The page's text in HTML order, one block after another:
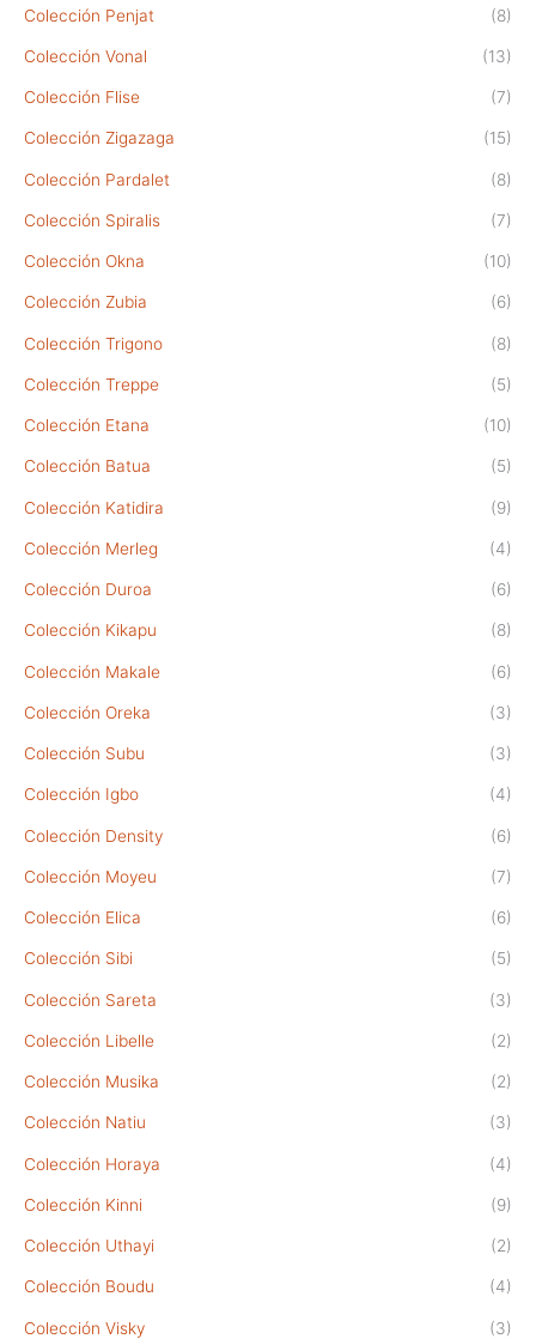
Colección Penjat (8)
Colección Vonal (13)
Colección Flise (7)
Colección Zigazaga (15)
Colección Pardalet (8)
Colección Spiralis (7)
Colección Okna (10)
Colección Zubia (6)
Colección Trigono (8)
Colección Treppe (5)
Colección Etana (10)
Colección Batua (5)
Colección Katidira (9)
Colección Merleg (4)
Colección Duroa (6)
Colección Kikapu (8)
Colección Makale (6)
Colección Oreka (3)
Colección Subu (3)
Colección Igbo (4)
Colección Density (6)
Colección Moyeu (7)
Colección Elica (6)
Colección Sibi (5)
Colección Sareta (3)
Colección Libelle (2)
Colección Musika (2)
Colección Natiu (3)
Colección Horaya (4)
Colección Kinni (9)
Colección Uthayi (2)
Colección Boudu (4)
Colección Visky (3)